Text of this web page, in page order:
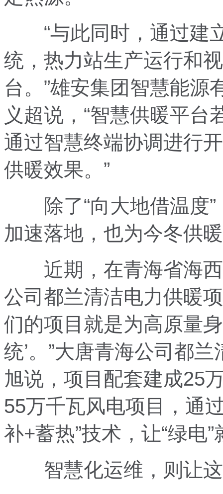
“与此同时，通过建
统，热力站生产运行和
台。”雄安集团智慧能源
义超说，“智慧供暖平
通过智慧终端协调进行
供暖效果。”
除了“向大地借温度”
加速落地，也为今冬供
近期，在青海省海西
公司都兰清洁电力供暖
们的项目就是为高原量
统’。”大唐青海公司都
旭说，项目配套建成25
55万千瓦风电项目，通
补+蓄热”技术，让“绿电
智慧化运维，则让这